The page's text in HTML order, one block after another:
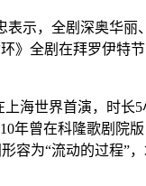
示，全剧深奥华丽
》全剧在拜罗伊特
海世界首演，时
年曾在科隆歌剧院
容为“流动的过程”